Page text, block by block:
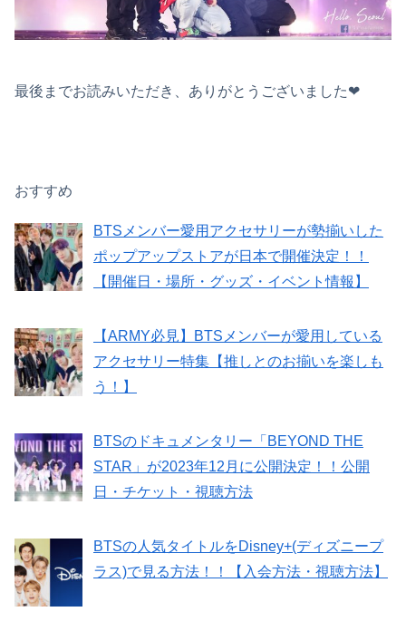
最後までお読みいただき、ありがとうございました❤︎
おすすめ
BTSメンバー愛用アクセサリーが勢揃いした
ポップアップストアが日本で開催決定！！
【開催日・場所・グッズ・イベント情報】
【ARMY必見】BTSメンバーが愛用している
アクセサリー特集【推しとのお揃いを楽しも
う！】
BTSのドキュメンタリー「BEYOND THE
STAR」が2023年12月に公開決定！！公開
日・チケット・視聴方法
BTSの人気タイトルをDisney+(ディズニープ
ラス)で見る方法！！【入会方法・視聴方法】